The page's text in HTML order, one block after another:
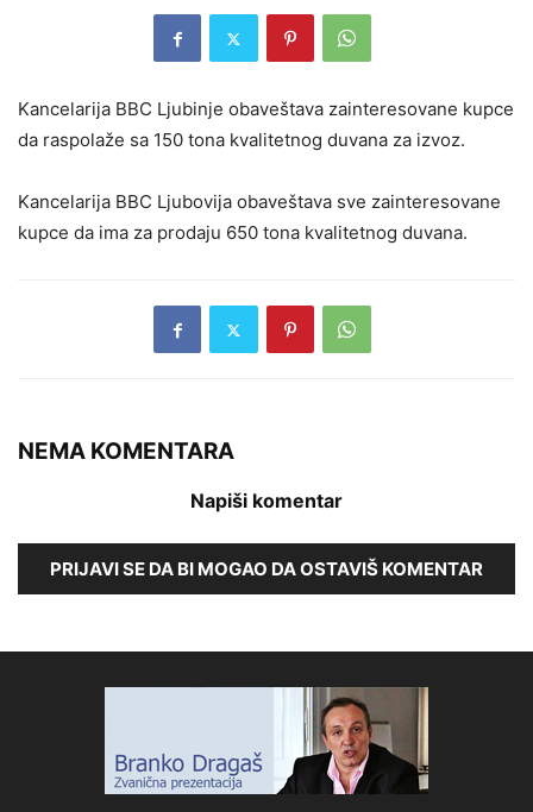
Kancelarija BBC Ljubinje obaveštava zainteresovane kupce
da raspolaže sa 150 tona kvalitetnog duvana za izvoz.
Kancelarija BBC Ljubovija obaveštava sve zainteresovane
kupce da ima za prodaju 650 tona kvalitetnog duvana.
NEMA KOMENTARA
Napiši komentar
PRIJAVI SE DA BI MOGAO DA OSTAVIŠ KOMENTAR